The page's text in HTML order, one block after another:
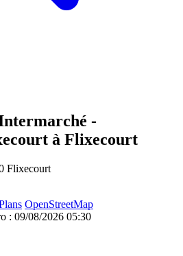
-
à Flixecourt
Flixecourt
OpenStreetMap
: 09/08/2026 05:30